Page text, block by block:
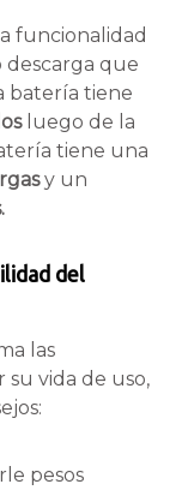
la funcionalidad
descarga que
batería tiene
luego de la
tiene una
y un
del
las
su vida de uso,
pesos